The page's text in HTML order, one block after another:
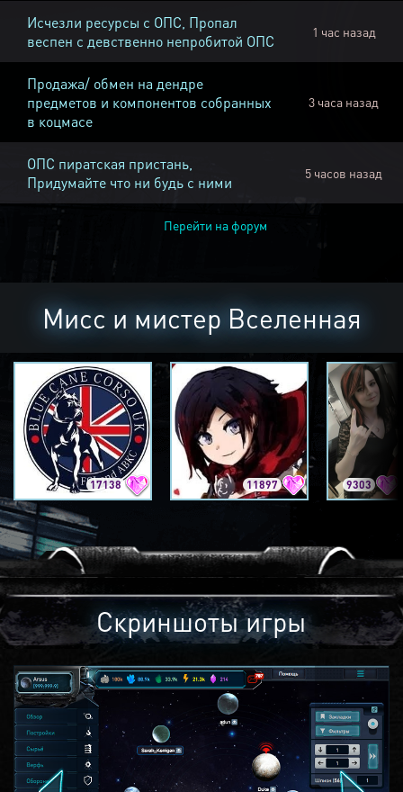
Исчезли ресурсы с ОПС, Пропал
веспен с девственно непробитой ОПС
1 час назад
Продажа/ обмен на дендре
предметов и компонентов собранных
в коцмасе
3 часа назад
ОПС пиратская пристань,
Придумайте что ни будь с ними
5 часов назад
Перейти на форум
Мисс и мистер Вселенная
17138 11897 9303
Скриншоты игры